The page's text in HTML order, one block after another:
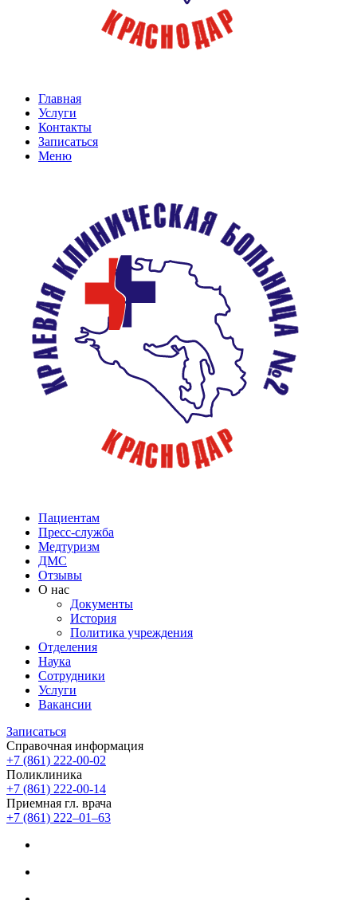
Главная
Услуги
Контакты
Записаться
Меню
Пациентам
Пресс-служба
Медтуризм
ДМС
Отзывы
О нас
Документы
История
Политика учреждения
Отделения
Наука
Сотрудники
Услуги
Вакансии
Записаться
Справочная информация
+7 (861) 222-00-02
Поликлиника
+7 (861) 222-00-14
Приемная гл. врача
+7 (861) 222‒01‒63